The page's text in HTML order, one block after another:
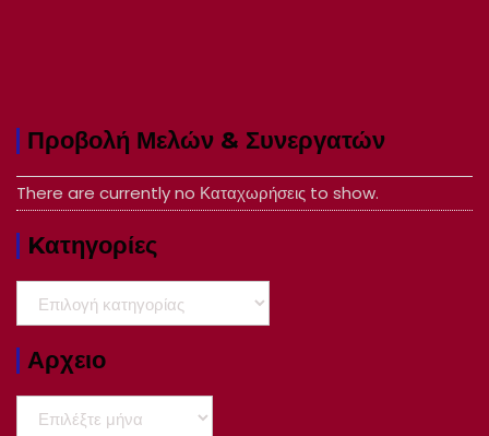
Προβολή Μελών & Συνεργατών
There are currently no Καταχωρήσεις to show.
Kατηγορίες
Αρχειο